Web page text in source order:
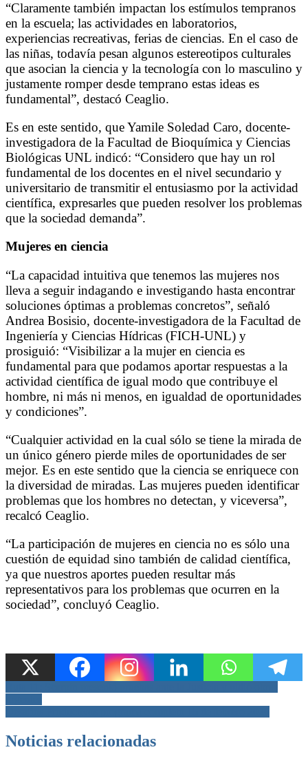
“Claramente también impactan los estímulos tempranos
en la escuela; las actividades en laboratorios,
experiencias recreativas, ferias de ciencias. En el caso de
las niñas, todavía pesan algunos estereotipos culturales
que asocian la ciencia y la tecnología con lo masculino y
justamente romper desde temprano estas ideas es
fundamental”, destacó Ceaglio.
Es en este sentido, que Yamile Soledad Caro, docente-
investigadora de la Facultad de Bioquímica y Ciencias
Biológicas UNL indicó: “Considero que hay un rol
fundamental de los docentes en el nivel secundario y
universitario de transmitir el entusiasmo por la actividad
científica, expresarles que pueden resolver los problemas
que la sociedad demanda”.
Mujeres en ciencia
“La capacidad intuitiva que tenemos las mujeres nos
lleva a seguir indagando e investigando hasta encontrar
soluciones óptimas a problemas concretos”, señaló
Andrea Bosisio, docente-investigadora de la Facultad de
Ingeniería y Ciencias Hídricas (FICH-UNL) y
prosiguió: “Visibilizar a la mujer en ciencia es
fundamental para que podamos aportar respuestas a la
actividad científica de igual modo que contribuye el
hombre, ni más ni menos, en igualdad de oportunidades
y condiciones”.
“Cualquier actividad en la cual sólo se tiene la mirada de
un único género pierde miles de oportunidades de ser
mejor. Es en este sentido que la ciencia se enriquece con
la diversidad de miradas. Las mujeres pueden identificar
problemas que los hombres no detectan, y viceversa”,
recalcó Ceaglio.
“La participación de mujeres en ciencia no es sólo una
cuestión de equidad sino también de calidad científica,
ya que nuestros aportes pueden resultar más
representativos para los problemas que ocurren en la
sociedad”, concluyó Ceaglio.
Navegación
de
Noticias relacionadas